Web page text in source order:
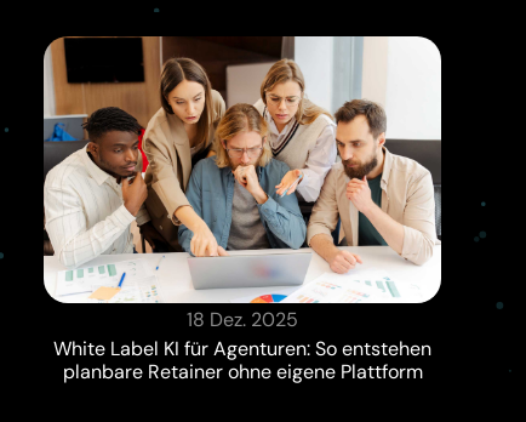
18 Dez. 2025
White Label KI für Agenturen: So entstehen
planbare Retainer ohne eigene Plattform